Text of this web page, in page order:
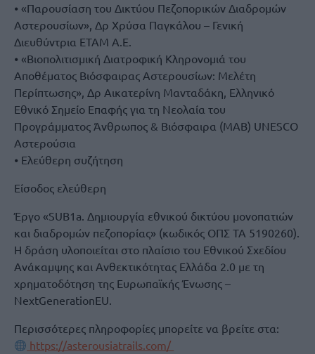
⦁ «Παρουσίαση του Δικτύου Πεζοπορικών Διαδρομών
Αστερουσίων», Δρ Χρύσα Παγκάλου – Γενική
Διευθύντρια ΕΤΑΜ Α.Ε.
⦁ «Βιοπολιτισμική Διατροφική Κληρονομιά του
Αποθέματος Βιόσφαιρας Αστερουσίων: Μελέτη
Περίπτωσης», Δρ Αικατερίνη Μανταδάκη, Ελληνικό
Εθνικό Σημείο Επαφής για τη Νεολαία του
Προγράμματος Άνθρωπος & Βιόσφαιρα (ΜΑΒ) UNESCO
Αστερούσια
⦁ Ελεύθερη συζήτηση
Είσοδος ελεύθερη
Έργο «SUB1a. Δημιουργία εθνικού δικτύου μονοπατιών
και διαδρομών πεζοπορίας» (κωδικός ΟΠΣ ΤΑ 5190260).
Η δράση υλοποιείται στο πλαίσιο του Εθνικού Σχεδίου
Ανάκαμψης και Ανθεκτικότητας Ελλάδα 2.0 με τη
χρηματοδότηση της Ευρωπαϊκής Ένωσης –
NextGenerationEU.
Περισσότερες πληροφορίες μπορείτε να βρείτε στα:
https://asterousiatrails.com/